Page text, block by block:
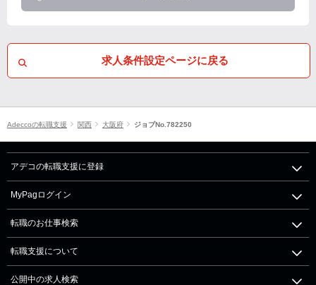
求人条件設定ページに戻る
Adeccoの転職支援 関西 大阪府 ジョブNo.782250
アデコの転職支援に登録
MyPagログイン
転職のお仕事検索
転職支援について
公開中の求人検索